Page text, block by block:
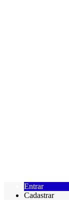
Entrar
Cadastrar